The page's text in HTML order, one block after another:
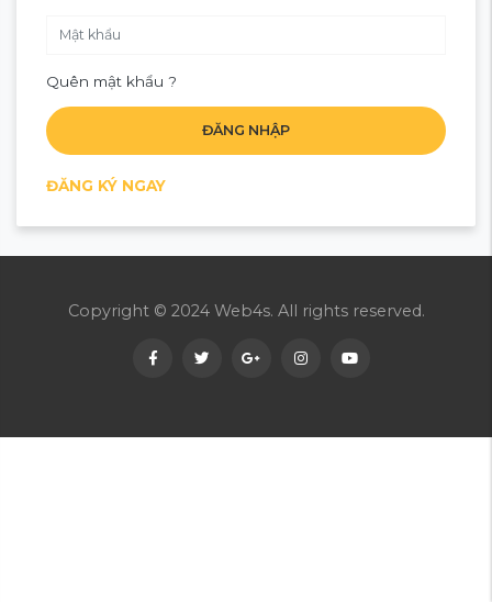
Quên mật khẩu ?
ĐĂNG NHẬP
ĐĂNG KÝ NGAY
Copyright © 2024 Web4s. All rights reserved.